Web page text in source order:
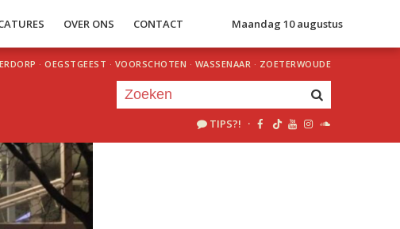
OVER ONS CONTACT Maandag 10 augustus
· OEGSTGEEST · VOORSCHOTEN · WASSENAAR · ZOETERWOUDE
TIPS?! ·